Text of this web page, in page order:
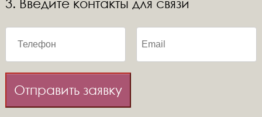
3. Введите контакты для связи
Отправить заявку